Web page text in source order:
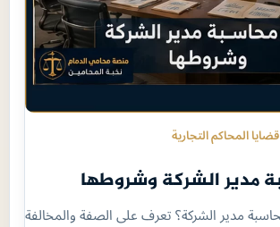
قضايا المحاكم التجارية
مدير الشركة وشروطها
مدير الشركة؟ تعرف على الصفة والمخالفة